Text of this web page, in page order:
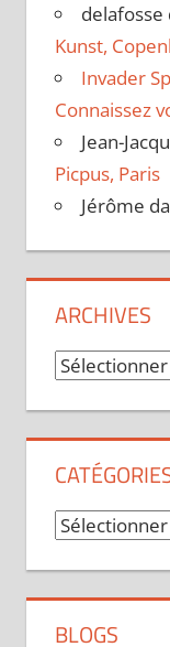
delafosse
Kunst,
Invader
Connaissez
Jean-
Picpus, Paris
Jérôme
ARCHIVES
Archives
Catégories
BLOGS